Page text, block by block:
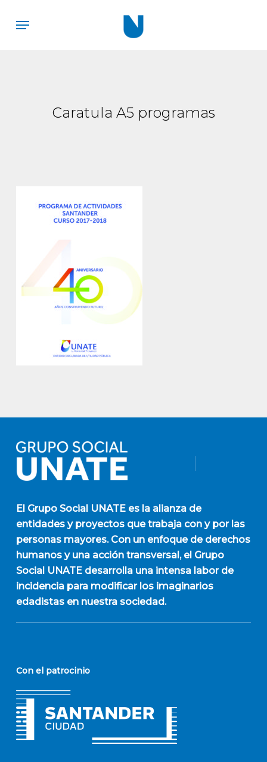
Menu
Caratula A5 programas
El Grupo Social UNATEes la alianza de
entidades y proyectos que trabaja con y por las
personas mayores. Con un enfoque de derechos
humanos y una acción transversal, el Grupo
Social UNATE desarrolla una intensa labor de
incidencia para modificar los imaginarios
edadistas en nuestra sociedad.
Con el patrocinio